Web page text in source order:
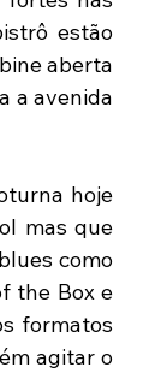
estão
aberta
a avenida
hoje
mas que
como
the Box e
formatos
agitar o